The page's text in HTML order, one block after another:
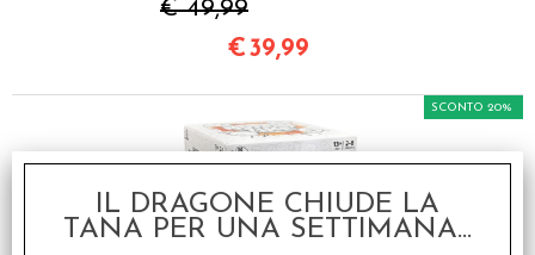
€ 49,99
€39,99
SCONTO 20%
IL DRAGONE CHIUDE LA
TANA PER UNA SETTIMANA...